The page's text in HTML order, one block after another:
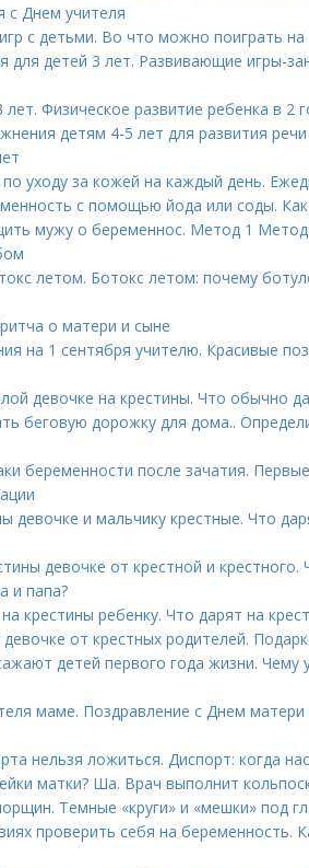
с Днем учителя
с детьми. Во что можно поиграть
для детей 3 лет. Развивающие игры-
Физическое развитие ребенка в 2
детям 4-5 лет для развития
уходу за кожей на каждый день.
с помощью йода или соды.
мужу о беременнос. Метод 1
летом. Ботокс летом: почему
о матери и сыне
на 1 сентября учителю. Красивые
девочке на крестины. Что обычно
беговую дорожку для дома..
беременности после зачатия.
девочке и мальчику крестные. Что
девочке от крестной и
и папа?
крестины ребенку. Что дарят на
от крестных родителей.
детей первого года жизни. Чему
маме. Поздравление с Днем
нельзя ложиться. Диспорт: когда
матки? Ша. Врач выполнит
Темные «круги» и «мешки» под
проверить себя на беременность.